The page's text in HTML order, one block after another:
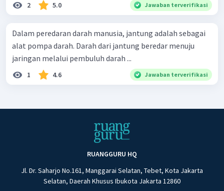
2 5.0 Jawaban terverifikasi
Dalam peredaran darah manusia, jantung adalah sebagai
alat pompa darah. Darah dari jantung beredar menuju
jaringan melalui pembuluh darah ...
1 4.6 Jawaban terverifikasi
RUANGGURU HQ
Jl. Dr. Saharjo No.161, Manggarai Selatan, Tebet, Kota Jakarta
Selatan, Daerah Khusus Ibukota Jakarta 12860